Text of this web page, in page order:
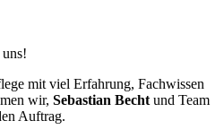
mit viel Erfahrung, Fachwissen
wir, Sebastian Becht und Team
Auftrag.